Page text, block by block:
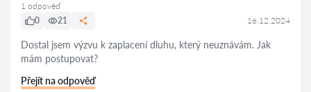
1 odpověď
0
21 16.12.2024
Dostal jsem výzvu k zaplacení dluhu, který neuznávám. Jak
mám postupovat?
Přejít na odpověď